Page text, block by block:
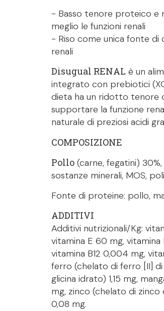
- Basso tenore proteico
meglio le funzioni renali
- Riso come unica fonte
renali
Disugual RENAL è un
integrato con prebiotici
dieta ha un ridotto tenore
supportare la funzione
naturale di preziosi acidi
COMPOSIZIONE
Pollo (carne, fegatini) 30%,
sostanze minerali, MOS,
Fonte di proteine: pollo,
ADDITIVI
Additivi nutrizionali/Kg:
vitamina E 60 mg, vitamina
vitamina B12 0,004 mg,
ferro (chelato di ferro [II] di
glicina idrato) 1,15 mg,
mg, zinco (chelato di zinco
0,08 mg.